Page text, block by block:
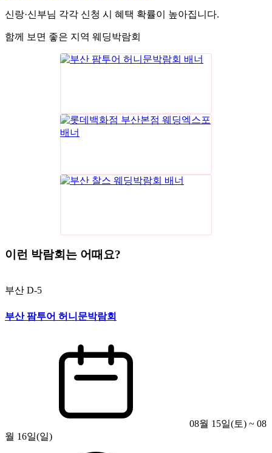
신랑·신부님 각각 신청 시 혜택 확률이 높아집니다.
함께 보면 좋은 지역 웨딩박람회
이런 박람회는 어때요?
부산 D-5
부산 팜투어 허니문박람회
08월 15일(토) ~ 08
월 16일(일)